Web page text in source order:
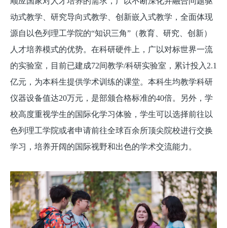
动式教学、研究导向式教学、创新嵌入式教学，全面体现
源自以色列理工学院的“知识三角”（教育、研究、创新）
人才培养模式的优势。在科研硬件上，广以对标世界一流
的实验室，目前已建成72间教学/科研实验室，累计投入2.1
亿元，为本科生提供学术训练的课堂。本科生均教学科研
仪器设备值达20万元，是部颁合格标准的40倍。另外，学
校高度重视学生的国际化学习体验，学生可以选择前往以
色列理工学院或者申请前往全球百余所顶尖院校进行交换
学习，培养开阔的国际视野和出色的学术交流能力。